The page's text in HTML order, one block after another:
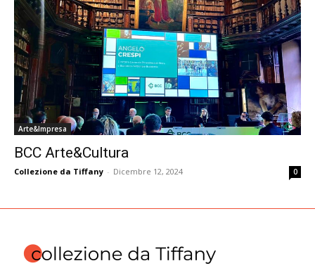
Arte&Impresa
BCC Arte&Cultura
Collezione da Tiffany - Dicembre 12, 2024 0